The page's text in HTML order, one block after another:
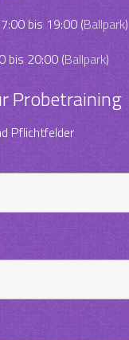
bis 19:00 (Ballpark)
bis 20:00 (Ballpark)
Probetraining
Pflichtfelder